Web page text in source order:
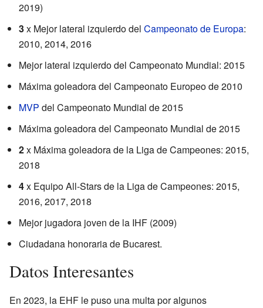
2019)
3x Mejor lateral izquierdo del Campeonato de Europa:
2010, 2014, 2016
Mejor lateral izquierdo del Campeonato Mundial: 2015
Máxima goleadora del Campeonato Europeo de 2010
MVP del Campeonato Mundial de 2015
Máxima goleadora del Campeonato Mundial de 2015
2x Máxima goleadora de la Liga de Campeones: 2015,
2018
4x Equipo All-Stars de la Liga de Campeones: 2015,
2016, 2017, 2018
Mejor jugadora joven de la IHF (2009)
Ciudadana honoraria de Bucarest.
Datos Interesantes
En 2023, la EHF le puso una multa por algunos